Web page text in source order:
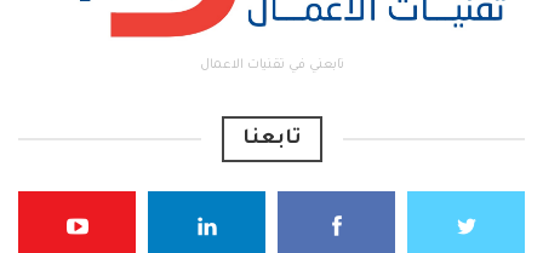
تابعني في تقنيات الاعمال
تابعنا